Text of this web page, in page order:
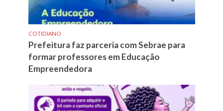
COTIDIANO
Prefeitura faz parceria com Sebrae para
formar professores em Educação
Empreendedora